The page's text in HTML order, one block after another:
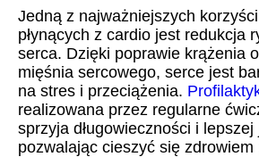
Jedną z najważniejszych
płynących z cardio jest redukcja
serca. Dzięki poprawie krążenia
mięśnia sercowego, serce jest
na stres i przeciążenia.
realizowana przez regularne
sprzyja długowieczności i
pozwalając cieszyć się zdrowiem